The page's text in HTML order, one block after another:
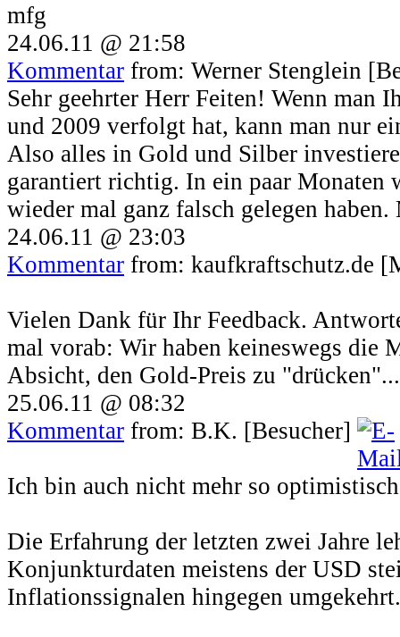
mfg
24.06.11 @ 21:58
Kommentar from: Werner Stenglein
Sehr geehrter Herr Feiten! Wenn man
und 2009 verfolgt hat, kann man nur
Also alles in Gold und Silber
garantiert richtig. In ein paar Monaten
wieder mal ganz falsch gelegen
24.06.11 @ 23:03
Kommentar from: kaufkraftschutz.de
Vielen Dank für Ihr Feedback.
mal vorab: Wir haben keineswegs die
Absicht, den Gold-Preis zu
25.06.11 @ 08:32
Kommentar from: B.K. [Besucher]
Ich bin auch nicht mehr so
Die Erfahrung der letzten zwei Jahre
Konjunkturdaten meistens der USD
Inflationssignalen hingegen umgekehrt.